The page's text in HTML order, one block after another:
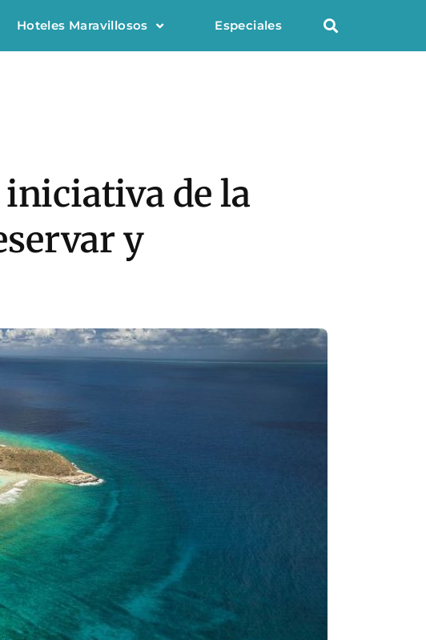
Hoteles Maravillosos Especiales
iniciativa de la
y